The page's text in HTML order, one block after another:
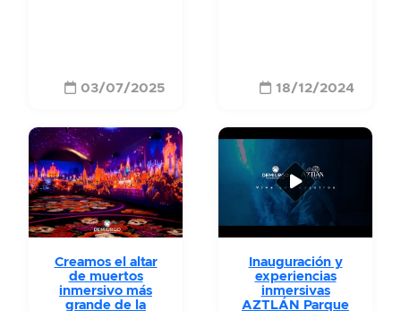
03/07/2025 18/12/2024
Creamos el altar
de muertos
inmersivo más
grande de la
Inauguración y
experiencias
inmersivas
AZTLÁN Parque